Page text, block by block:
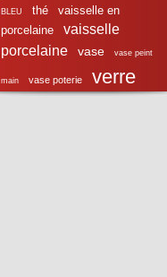
BLEU thé
vaisselle en
porcelaine
vaisselle
porcelaine
vase vase peint
main vase poterie verre